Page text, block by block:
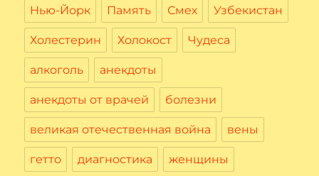
Нью-Йорк Память Смех Узбекистан
Холестерин Холокост Чудеса
алкоголь анекдоты
анекдоты от врачей болезни
великая отечественная война вены
гетто диагностика женщины